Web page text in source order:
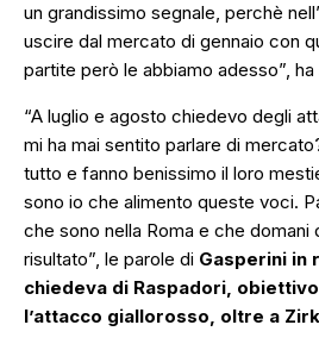
un grandissimo segnale, perchè
uscire dal mercato di gennaio con
partite però le abbiamo adesso”,
“A luglio e agosto chiedevo degli
mi ha mai sentito parlare di
tutto e fanno benissimo il loro
sono io che alimento queste voci.
che sono nella Roma e che
risultato”, le parole di Gasperini in
chiedeva di Raspadori,
l’attacco giallorosso, oltre a